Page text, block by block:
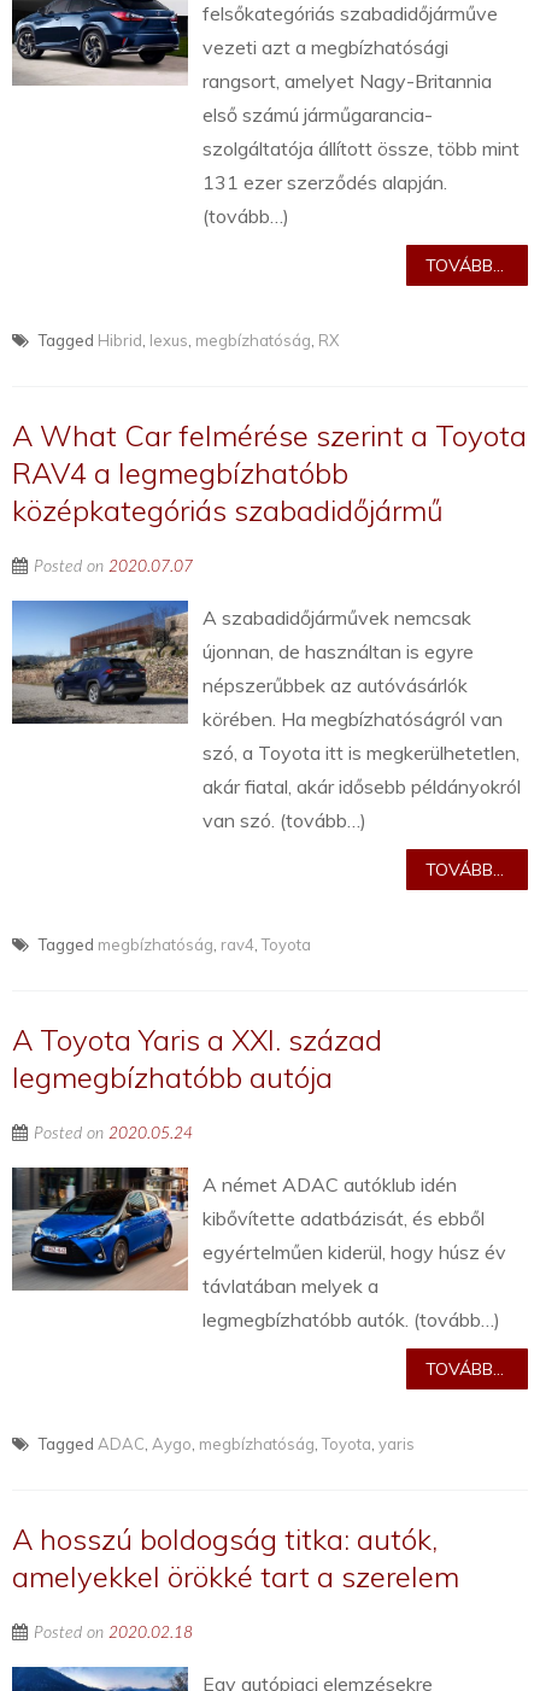
felsőkategóriás szabadidőjárműve
vezeti azt a megbízhatósági
rangsort, amelyet Nagy-Britannia
első számú járműgarancia-
szolgáltatója állított össze, több mint
131 ezer szerződés alapján.
(tovább…)
TOVÁBB...
Tagged Hibrid lexus megbízhatóság RX
A What Car felmérése szerint a Toyota
RAV4 a legmegbízhatóbb
középkategóriás szabadidőjármű
Posted on 2020.07.07
A szabadidőjárművek nemcsak
újonnan, de használtan is egyre
népszerűbbek az autóvásárlók
körében. Ha megbízhatóságról van
szó, a Toyota itt is megkerülhetetlen,
akár fiatal, akár idősebb példányokról
van szó. (tovább…)
TOVÁBB...
Tagged megbízhatóság rav4 ,Toyota
A Toyota Yaris a XXI. század
legmegbízhatóbb autója
Posted on 2020.05.24
A német ADAC autóklub idén
kibővítette adatbázisát, és ebből
egyértelműen kiderül, hogy húsz év
távlatában melyek a
legmegbízhatóbb autók. (tovább…)
TOVÁBB...
Tagged ADAC Aygo megbízhatóság ,Toyota yaris
A hosszú boldogság titka: autók,
amelyekkel örökké tart a szerelem
Posted on 2020.02.18
Egy autópiaci elemzésekre